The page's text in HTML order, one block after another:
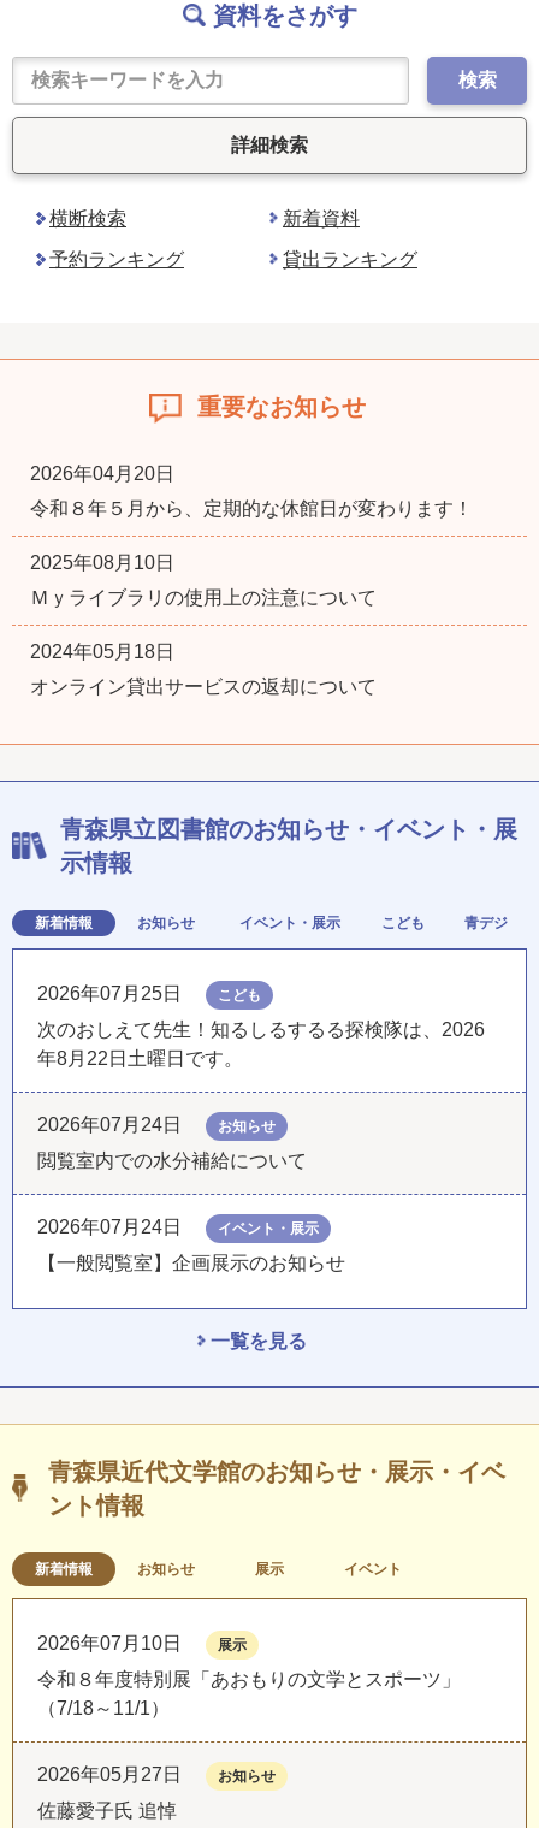
資料をさがす
検索
詳細検索
横断検索
新着資料
予約ランキング
貸出ランキング
重要なお知らせ
2026年04月20日
令和８年５月から、定期的な休館日が変わります！
2025年08月10日
Ｍｙライブラリの使用上の注意について
2024年05月18日
オンライン貸出サービスの返却について
青森県立図書館のお知らせ・イベント・展
示情報
新着情報 お知らせ イベント・展示 こども 青デジ
2026年07月25日 こども
次のおしえて先生！知るしるするる探検隊は、2026
年8月22日土曜日です。
2026年07月24日 お知らせ
閲覧室内での水分補給について
2026年07月24日 イベント・展示
【一般閲覧室】企画展示のお知らせ
一覧を見る
青森県近代文学館のお知らせ・展示・イベ
ント情報
新着情報 お知らせ 展示 イベント
2026年07月10日 展示
令和８年度特別展「あおもりの文学とスポーツ」
（7/18～11/1）
2026年05月27日 お知らせ
佐藤愛子氏 追悼